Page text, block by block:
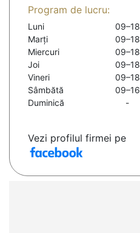
Program de lucru:
Luni
09–18
Marți
09–18
Miercuri
09–18
Joi
09–18
Vineri
09–18
Sâmbătă
09–16
Duminică
-
Vezi profilul firmei pe